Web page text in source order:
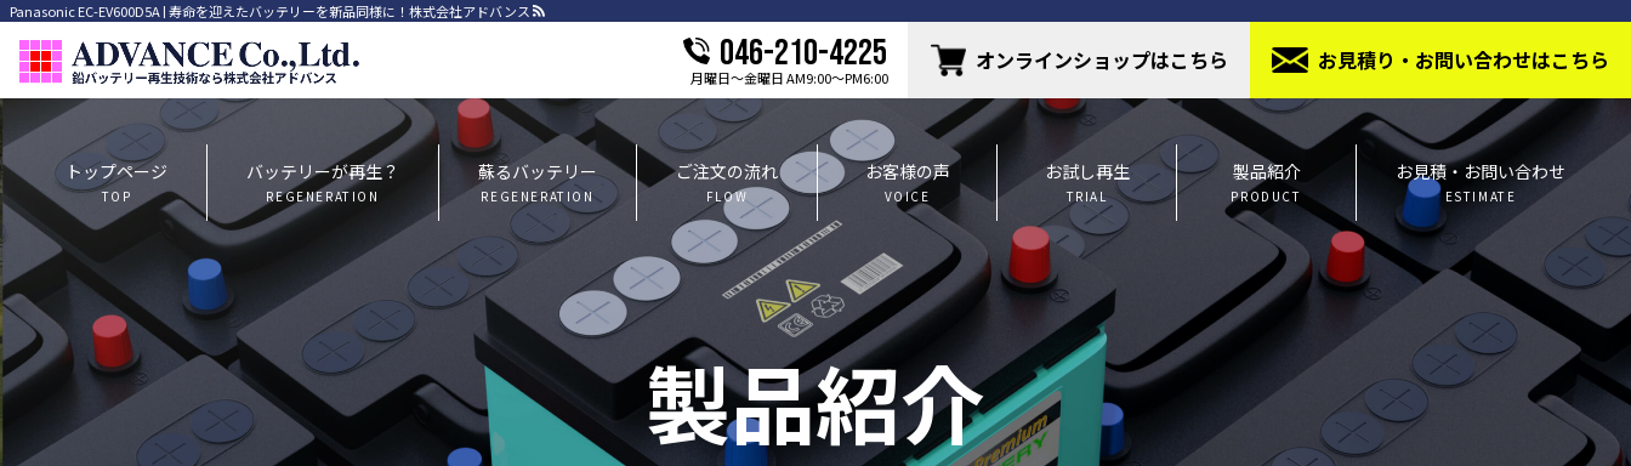
Panasonic EC-EV600D5A | 寿命を迎えたバッテリーを新品同様に！株式会社アドバンス
046-210-4225
月曜日〜金曜日 AM9:00〜PM6:00
オンラインショップはこちら お⾒積り・お問い合わせはこちら
トップページ
TOP
バッテリーが再生？
REGENERATION
蘇るバッテリー
REGENERATION
ご注文の流れ
FLOW
お客様の声
VOICE
お試し再生
TRIAL
製品紹介
PRODUCT
お見積・お問い合わせ
ESTIMATE
製品紹介